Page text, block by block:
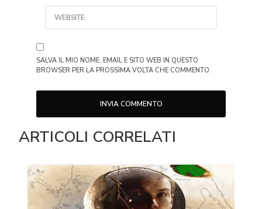
SALVA IL MIO NOME, EMAIL E SITO WEB IN QUESTO
BROWSER PER LA PROSSIMA VOLTA CHE COMMENTO.
ARTICOLI CORRELATI